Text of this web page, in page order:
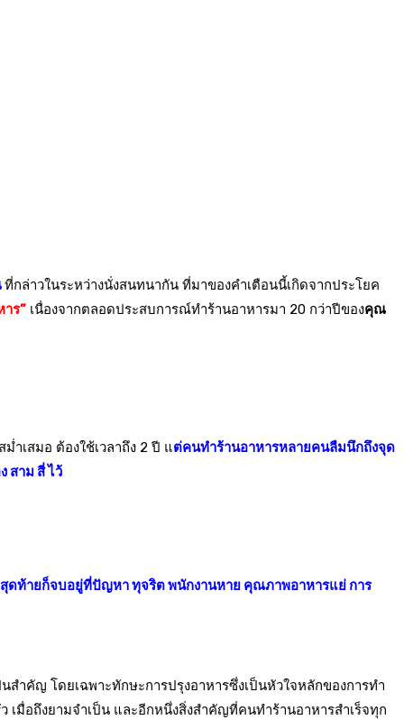
ที่กล่าวในระหว่างนั่งสนทนากัน ที่มาของคำเตือนนี้เกิดจากประโยค
าร” เนื่องจากตลอดประสบการณ์ทำร้านอาหารมา 20 กว่าปีของคุณ
ำเสมอ ต้องใช้เวลาถึง 2 ปี แต่คนทำร้านอาหารหลายคนลืมนึกถึงจุด
สาม สี่ ไว้
สุดท้ายก็จบอยู่ที่ปัญหา ทุจริต พนักงานหาย คุณภาพอาหารแย่ การ
ำคัญ โดยเฉพาะทักษะการปรุงอาหารซึ่งเป็นหัวใจหลักของการทำ
เมื่อถึงยามจำเป็น และอีกหนึ่งสิ่งสำคัญที่คนทำร้านอาหารสำเร็จทุก